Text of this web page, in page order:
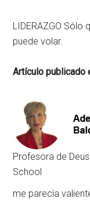
LIDERAZGO Sólo
puede volar.
Artículo publicado
Profesora de
School
me parecía